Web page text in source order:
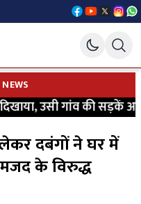
उसी गांव की सड़कें आज
लेकर दबंगों ने घर में
के विरुद्ध